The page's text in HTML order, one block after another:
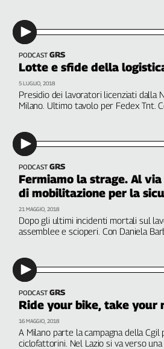
Fiom
Flai
Flc
Nidil
Spi
Inca
Caaf
Speciali
G8
sangue
della
ragione
120
anni
Cgil
Martina Toti
PODCAST GRS
Lotte e sfide della
Presidio dei lavoratori licenziati dalla
Milano. Ultimo tavolo per Fedex Tnt.
5 LUGLIO, 2018
PODCAST GRS
Fermiamo la strage. Al
di mobilitazione per la
Dopo gli ultimi incidenti mortali sul
assemblee e scioperi. Con Daniela Barbaresi, Cgil Marche;
21 MAGGIO, 2018
PODCAST GRS
Ride your bike, take your
A Milano parte la campagna della
ciclofattorini. Nel Lazio si va verso
16 MAGGIO, 2018